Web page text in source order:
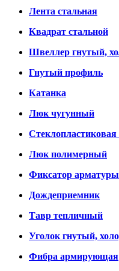
Лента стальная
Квадрат стальной
Швеллер гнутый,
Гнутый профиль
Катанка
Люк чугунный
Стеклопластиковая
Люк полимерный
Фиксатор арматуры
Дождеприемник
Тавр тепличный
Уголок гнутый,
Фибра армирующая